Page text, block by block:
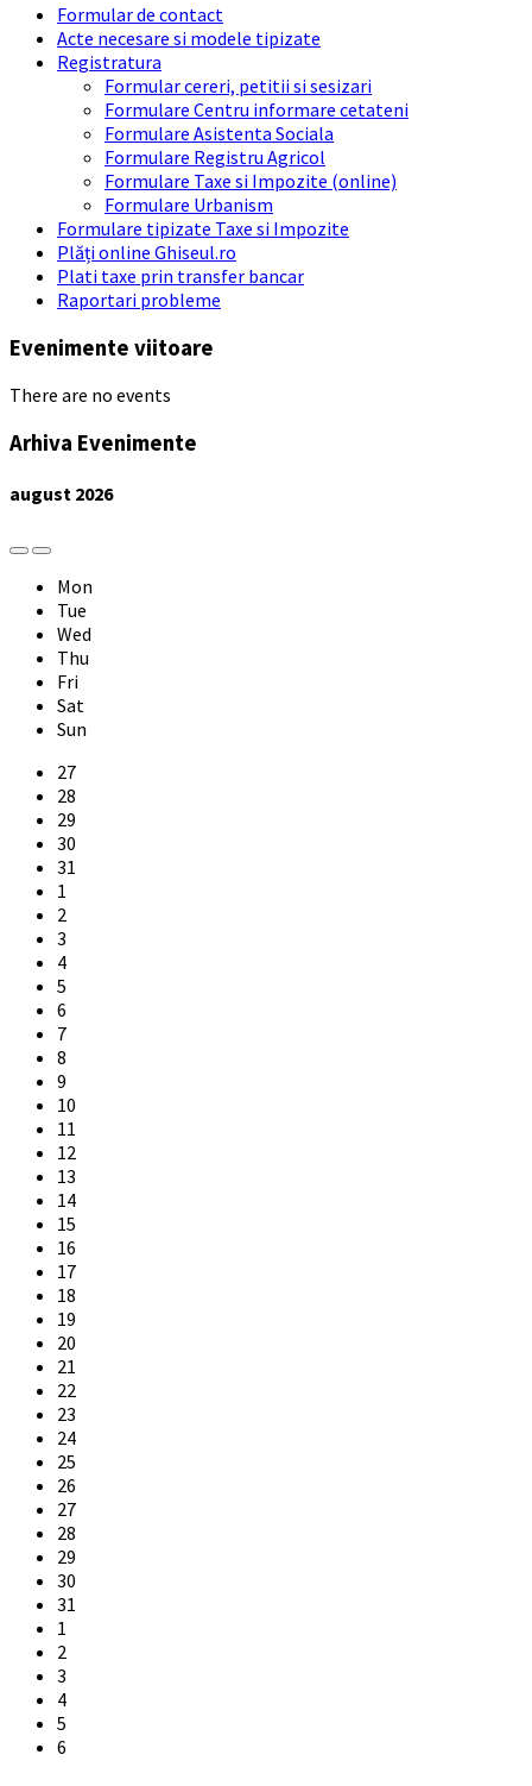
Formular de contact
Acte necesare si modele tipizate
Registratura
Formular cereri, petitii si sesizari
Formulare Centru informare cetateni
Formulare Asistenta Sociala
Formulare Registru Agricol
Formulare Taxe si Impozite (online)
Formulare Urbanism
Formulare tipizate Taxe si Impozite
Plăți online Ghiseul.ro
Plati taxe prin transfer bancar
Raportari probleme
Evenimente viitoare
There are no events
Arhiva Evenimente
august 2026
Previous
Month
Next
Month
Mon
Tue
Wed
Thu
Fri
Sat
Sun
Skip
calendar
days
27
28
29
30
31
1
2
3
4
5
6
7
8
9
10
11
12
13
14
15
16
17
18
19
20
21
22
23
24
25
26
27
28
29
30
31
1
2
3
4
5
6